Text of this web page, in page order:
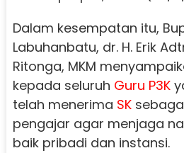
Dalam kesempatan itu,
Labuhanbatu, dr. H. Erik
Ritonga, MKM
kepada seluruh Guru P3K
telah menerima SK
pengajar agar menjaga
baik pribadi dan instansi.